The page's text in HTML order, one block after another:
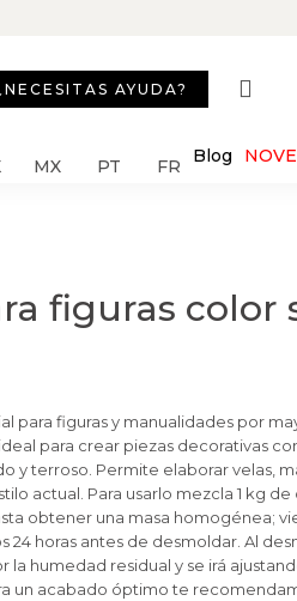
AYUDA?
MX PT FR Blog
figuras color
para figuras y manualidades por
, ideal para crear piezas decorativas
y terroso. Permite elaborar velas,
actual. Para usarlo mezcla 1 kg
obtener una masa homogénea;
24 horas antes de desmoldar. Al
humedad residual y se irá
un acabado óptimo te